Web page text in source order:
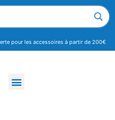
pour les accessoires à partir de 200€